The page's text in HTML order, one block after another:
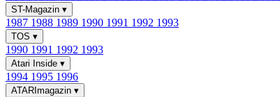
ST-Magazin ▾
1987 1988 1989 1990 1991 1992 1993
TOS ▾
1990 1991 1992 1993
Atari Inside ▾
1994 1995 1996
ATARImagazin ▾